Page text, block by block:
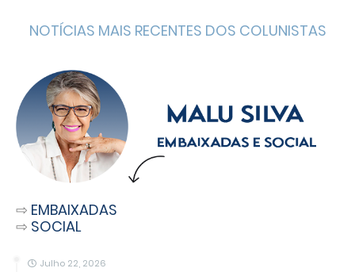
NOTÍCIAS MAIS RECENTES DOS COLUNISTAS
⇨ EMBAIXADAS
⇨ SOCIAL
Julho 22, 2026